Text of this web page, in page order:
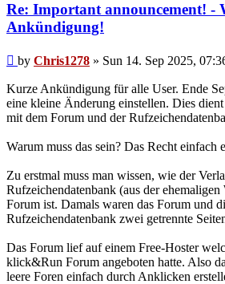
Re: Important announcement! -
Ankündigung!
Post
by Chris1278 » Sun 14. Sep 2025,
Kurze Ankündigung für alle User. Ende
eine kleine Änderung einstellen. Dies
mit dem Forum und der
Warum muss das sein? Das Recht einfach
Zu erstmal muss man wissen, wie der
Rufzeichendatenbank (aus der ehemaligen
Forum ist. Damals waren das Forum und
Rufzeichendatenbank zwei getrennte
Das Forum lief auf einem Free-Hoster
klick&Run Forum angeboten hatte. Also
leere Foren einfach durch Anklicken